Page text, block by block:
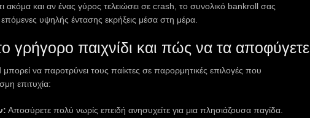
ακόμα και αν ένας γύρος τελειώσει σε crash, το συνολικό bankroll σας
επόμενες υψηλής έντασης εκρήξεις μέσα στη μέρα.
γρήγορο παιχνίδι και πώς να τα αποφύγετε
να παροτρύνει τους παίκτες σε παρορμητικές επιλογές που
επιτυχία:
Αποσύρετε πολύ νωρίς επειδή ανησυχείτε για μια πλησιάζουσα παγίδα.